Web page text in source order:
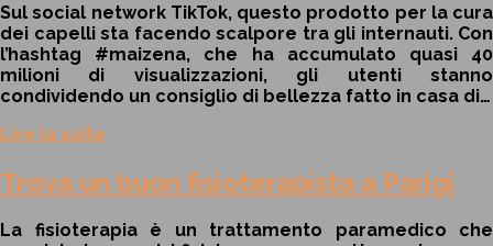
Sul social network TikTok, questo prodotto per la cura
dei capelli sta facendo scalpore tra gli internauti. Con
l’hashtag #maizena, che ha accumulato quasi 40
milioni di visualizzazioni, gli utenti stanno
condividendo un consiglio di bellezza fatto in casa di…
Lire la suite
Trova un buon fisioterapista a Parigi
La fisioterapia è un trattamento paramedico che